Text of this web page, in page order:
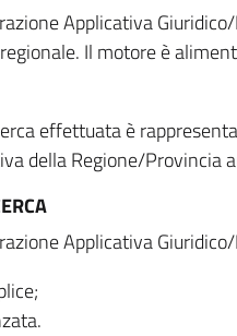
Applicativa
Il motore è
effettuata è
della Regione/Provincia
Applicativa